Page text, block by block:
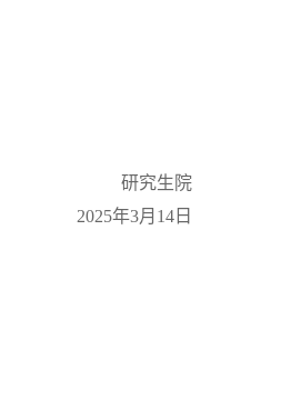
研究生院
2025年3月14日